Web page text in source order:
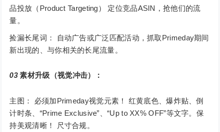
品投放（Product Targeting） 定位竞品ASIN，抢他们的流
量。
捡漏长尾词： 自动广告或广泛匹配活动，抓取Primeday期间
新出现的、与你相关的长尾流量。
03 素材升级（视觉冲击）：
主图： 必须加Primeday视觉元素！ 红黄底色、爆炸贴、倒
计时条、“Prime Exclusive”、“Up to XX% OFF”等文字。保
持美观清晰！ 尺寸合规。